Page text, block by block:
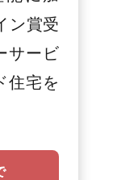
ン賞受
サービ
住宅を